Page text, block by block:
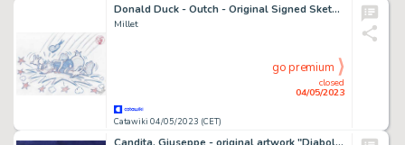
Donald Duck - Outch - Original Signed Sketch Drawing by Millet
Millet
Catawiki 04/05/2023 (CET)
closed
04/05/2023
go premium